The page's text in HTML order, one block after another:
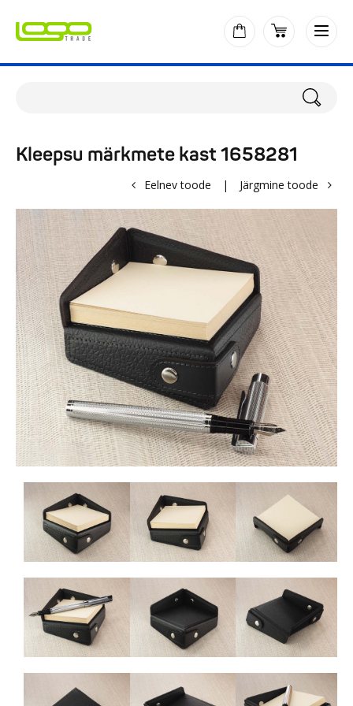
Kleepsu märkmete kast 1658281
Eelnev toode | Järgmine toode